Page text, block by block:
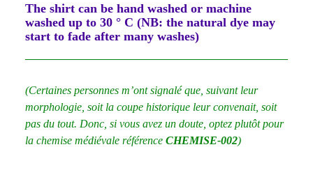
The shirt can be hand washed or machine
washed up to 30 ° C (NB: the natural dye may
start to fade after many washes)
(Certaines personnes m’ont signalé que, suivant leur
morphologie, soit la coupe historique leur convenait, soit
pas du tout. Donc, si vous avez un doute, optez plutôt pour
la chemise médiévale référence CHEMISE-002)